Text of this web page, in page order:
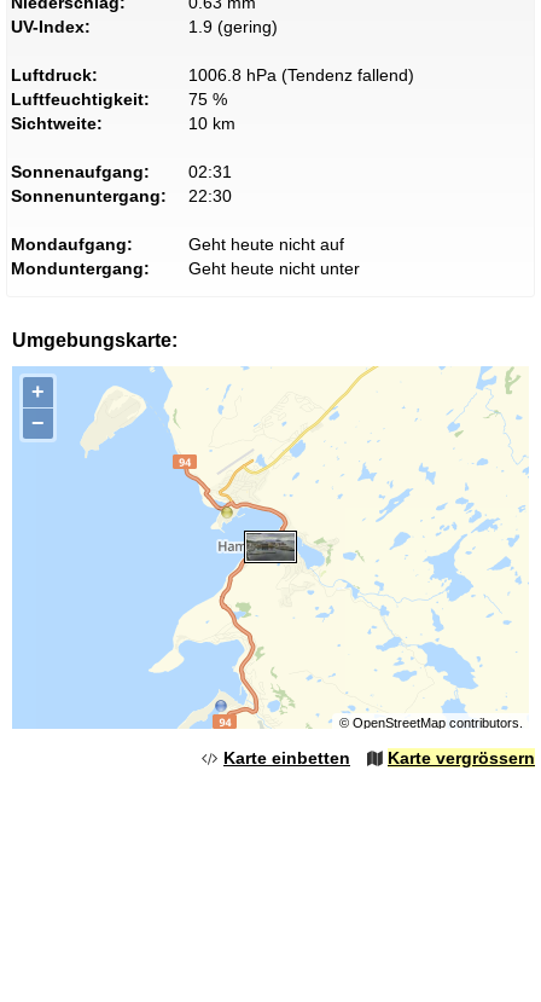
UV-Index:
1.9 (gering)
Luftdruck:
1006.8 hPa (Tendenz fallend)
Luftfeuchtigkeit:
75 %
Sichtweite:
10 km
Sonnenaufgang:
02:31
Sonnenuntergang:
22:30
Mondaufgang:
Geht heute nicht auf
Monduntergang:
Geht heute nicht unter
Umgebungskarte:
+
−
© OpenStreetMapcontributors.
Karte einbetten Karte vergrössern